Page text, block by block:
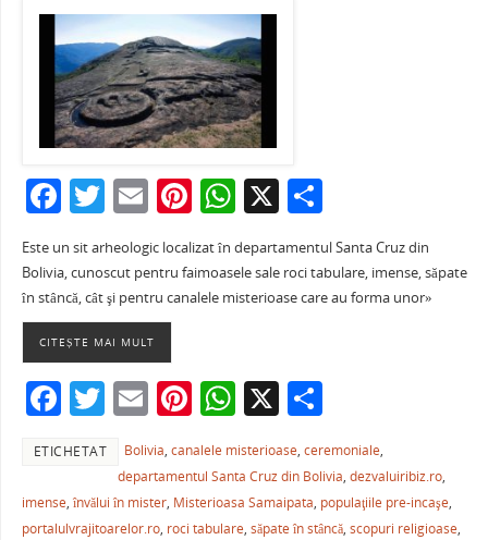
F
c
e
b
o
o
k
T
w
itt
er
E
m
ai
l
Pi
nt
er
e
W
h
at
s
p
p
X P
ar
ta
je
ză
Este un sit arheologic localizat în departamentul Santa Cruz din
Bolivia, cunoscut pentru faimoasele sale roci tabulare, imense, săpate
în stâncă, cât şi pentru canalele misterioase care au forma unor»
CITEȘTE MAI MULT
F
c
e
T
w
itt
er
E
m
ai
l
Pi
nt
er
e
W
h
at
s
X P
ta
je
ETICHETAT Bolivia,canalele misterioase,ceremoniale,
departamentul Santa Cruz din Bolivia,dezvaluiribiz.ro,
imense, învălui în mister, Misterioasa Samaipata, populaţiile pre-incaşe,
portalulvrajitoarelor.ro, roci tabulare, săpate în stâncă, scopuri religioase,